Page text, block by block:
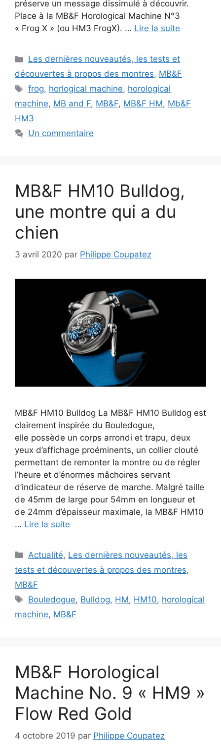
préserve un message dissimulé à découvrir.
Place à la MB&F Horological Machine N°3
« Frog X » (ou HM3 FrogX). … Lire la suite
Catégories
Les dernières nouveautés, les tests et
découvertes à propos des montres, MB&F
Étiquettes
frog, horlogical machine, horological
machine, MB and F, MB&F, MB&F HM, Mb&F
HM3
Un commentaire
MB&F HM10 Bulldog,
une montre qui a du
chien
3 avril 2020 par Philippe Coupatez
MB&F HM10 Bulldog La MB&F HM10 Bulldog est
clairement inspirée du Bouledogue,
elle possède un corps arrondi et trapu, deux
yeux d’affichage proéminents, un collier clouté
permettant de remonter la montre ou de régler
l’heure et d’énormes mâchoires servant
d’indicateur de réserve de marche. Malgré taille
de 45mm de large pour 54mm en longueur et
de 24mm d’épaisseur maximale, la MB&F HM10
… Lire la suite
Catégories
Actualité, Les dernières nouveautés, les
tests et découvertes à propos des montres,
MB&F
Étiquettes
Bouledogue, Bulldog, HM, HM10, horological
machine, MB&F
MB&F Horological
Machine No. 9 « HM9 »
Flow Red Gold
4 octobre 2019 par Philippe Coupatez